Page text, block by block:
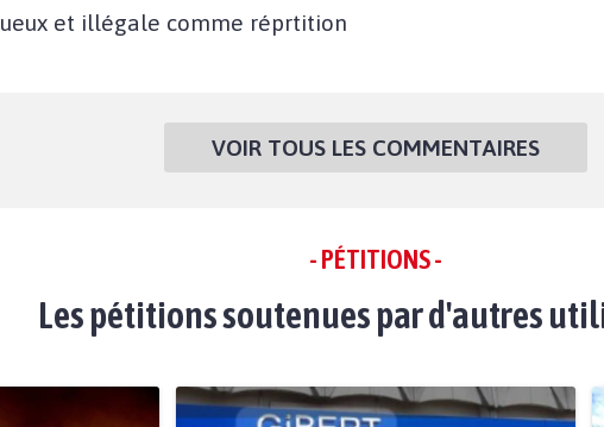
et illégale comme réprtition
VOIR TOUS LES COMMENTAIRES
- PÉTITIONS -
Les pétitions soutenues par d'autres